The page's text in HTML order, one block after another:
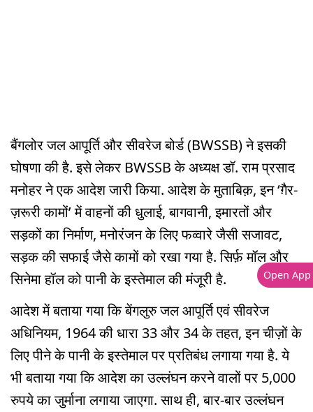
बैंगलोर जल आपूर्ति और सीवरेज बोर्ड (BWSSB) ने इसकी
घोषणा की है. इसे लेकर BWSSB के अध्यक्ष डॉ. राम प्रसाद
मनोहर ने एक आदेश जारी किया. आदेश के मुताबिक़, इन ‘ग़ैर-
ज़रूरी कामों’ में वाहनों की धुलाई, बागवानी, इमारतों और
सड़कों का निर्माण, मनोरंजन के लिए फव्वारे जैसी सजावट,
सड़क की सफाई जैसे कामों को रखा गया है. सिर्फ़ मॉल और
सिनेमा हॉल को पानी के इस्तेमाल की मंजूरी है.
आदेश में बताया गया कि बेंगलुरु जल आपूर्ति एवं सीवरेज
अधिनियम, 1964 की धारा 33 और 34 के तहत, इन चीज़ों के
लिए पीने के पानी के इस्तेमाल पर प्रतिबंध लगाया गया है. ये
भी बताया गया कि आदेश का उल्लंघन करने वालों पर 5,000
रुपये का जुर्माना लगाया जाएगा. साथ ही, बार-बार उल्लंघन
Open App